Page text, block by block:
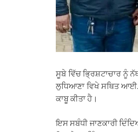
ਸੂਬੇ ਵਿੱਚ ਭ੍ਰਿਸ਼ਟਾਚਾਰ ਨੂੰ
ਲੁਧਿਆਣਾ ਵਿਖੇ ਸਥਿਤ
ਕਾਬੂ ਕੀਤਾ ਹੈ।
ਇਸ ਸਬੰਧੀ ਜਾਣਕਾਰੀ